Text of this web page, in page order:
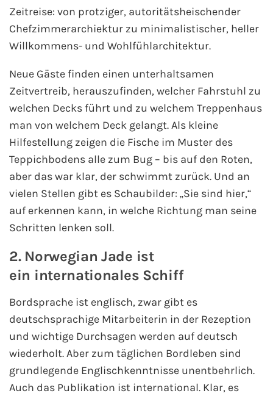
Fähre buchen
Color Line
DFDS Seaways
Finnlines
FRS Baltic
Scandlines
Stena Line
Fähre nach Dänemark
Fähre nach Norwegen
Fähre nach Finnland
Fähre nach England
Fähre nach Litauen
Zeitreise: von protziger, autoritätsheischender
Chefzimmerarchiektur zu minimalistischer, heller
Willkommens- und Wohlfühlarchitektur.
Neue Gäste finden einen unterhaltsamen
Zeitvertreib, herauszufinden, welcher Fahrstuhl zu
welchen Decks führt und zu welchem Treppenhaus
man von welchem Deck gelangt. Als kleine
Hilfestellung zeigen die Fische im Muster des
Teppichbodens alle zum Bug – bis auf den Roten,
aber das war klar, der schwimmt zurück. Und an
vielen Stellen gibt es Schaubilder: „Sie sind hier,“
auf erkennen kann, in welche Richtung man seine
Schritten lenken soll.
2. Norwegian Jade ist
ein internationales Schiff
Bordsprache ist englisch, zwar gibt es
deutschsprachige Mitarbeiterin in der Rezeption
und wichtige Durchsagen werden auf deutsch
wiederholt. Aber zum täglichen Bordleben sind
grundlegende Englischkenntnisse unentbehrlich.
Auch das Publikation ist international. Klar, es